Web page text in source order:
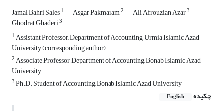
Jamal Bahri Sales1 Asgar Pakmaram2 Ali Afrouzian Azar3
Ghodrat Ghaderi3
1Assistant Professor, Department of Accounting, Urmia Islamic Azad
University (corresponding author)
2Associate Professor, Department of Accounting, Bonab Islamic Azad
University
3Ph.D. Student of Accounting, Bonab Islamic Azad University
چکیده
English